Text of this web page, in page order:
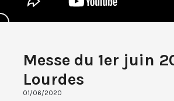
Messe du 1er juin
Lourdes
01/06/2020